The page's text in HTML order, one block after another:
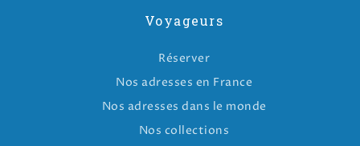
Voyageurs
Réserver
Nos adresses en France
Nos adresses dans le monde
Nos collections